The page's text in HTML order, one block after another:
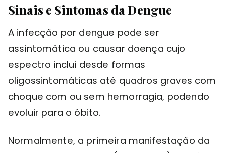
Sinais e Sintomas da Dengue
A infecção por dengue pode ser
assintomática ou causar doença cujo
espectro inclui desde formas
oligossintomáticas até quadros graves com
choque com ou sem hemorragia, podendo
evoluir para o óbito.
Normalmente, a primeira manifestação da